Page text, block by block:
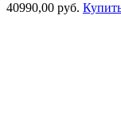
40990,00 руб.